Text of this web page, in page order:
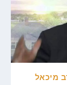
וידעת שיעור 4 הרב מיכאל